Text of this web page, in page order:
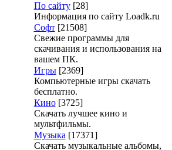
По сайту [28]
Информация по сайту Loadk.ru
Софт [21508]
Свежие программы для
скачивания и использования на
вашем ПК.
Игры [2369]
Компьютерные игры скачать
бесплатно.
Кино [3725]
Скачать лучшее кино и
мультфильмы.
Музыка [17371]
Скачать музыкальные альбомы,